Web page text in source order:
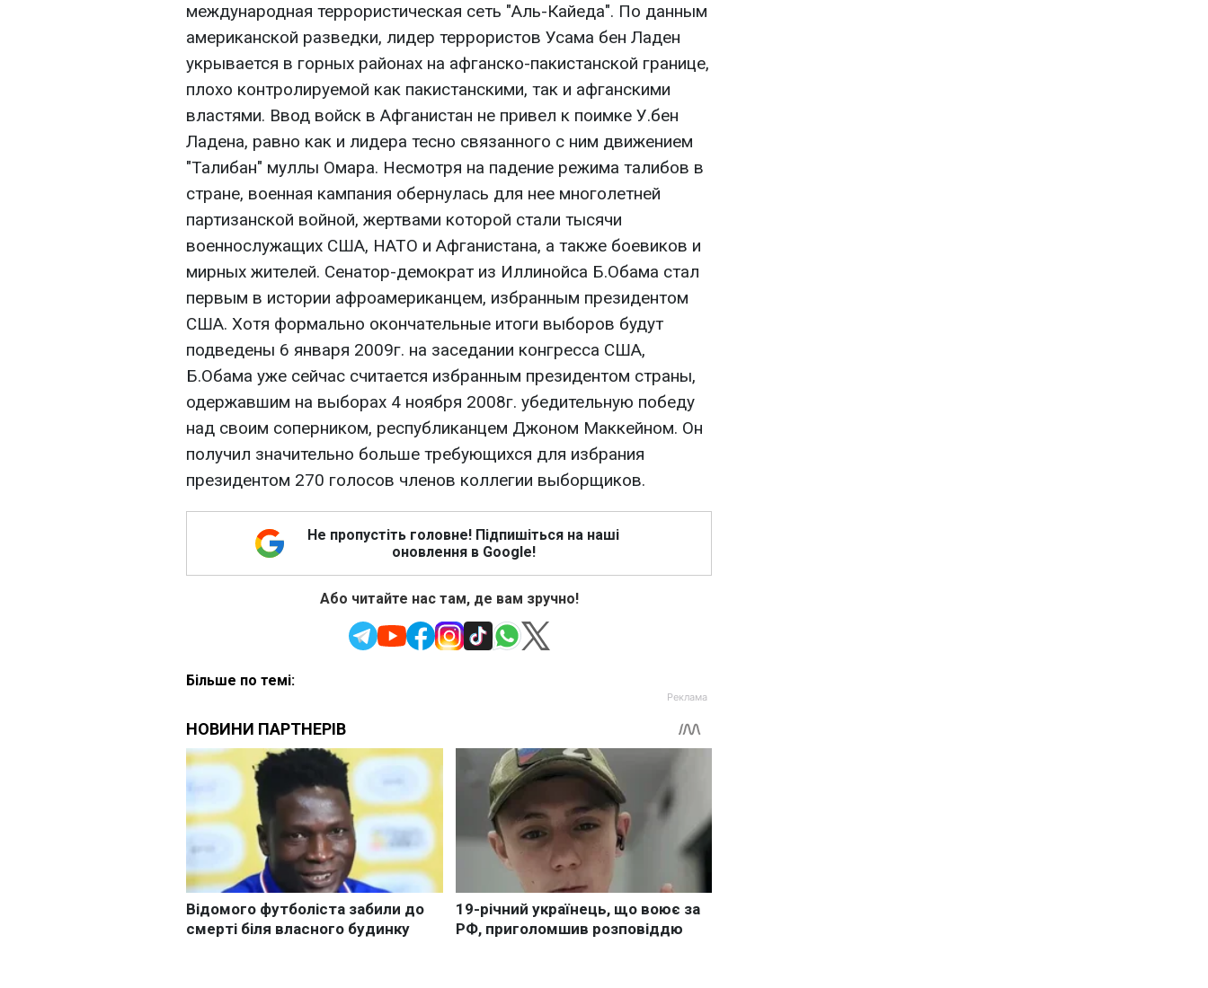
международная террористическая сеть "Аль-Кайеда". По данным
американской разведки, лидер террористов Усама бен Ладен
укрывается в горных районах на афганско-пакистанской границе,
плохо контролируемой как пакистанскими, так и афганскими
властями. Ввод войск в Афганистан не привел к поимке У.бен
Ладена, равно как и лидера тесно связанного с ним движением
"Талибан" муллы Омара. Несмотря на падение режима талибов в
стране, военная кампания обернулась для нее многолетней
партизанской войной, жертвами которой стали тысячи
военнослужащих США, НАТО и Афганистана, а также боевиков и
мирных жителей. Сенатор-демократ из Иллинойса Б.Обама стал
первым в истории афроамериканцем, избранным президентом
США. Хотя формально окончательные итоги выборов будут
подведены 6 января 2009г. на заседании конгресса США,
Б.Обама уже сейчас считается избранным президентом страны,
одержавшим на выборах 4 ноября 2008г. убедительную победу
над своим соперником, республиканцем Джоном Маккейном. Он
получил значительно больше требующихся для избрания
президентом 270 голосов членов коллегии выборщиков.
Не пропустіть головне! Підпишіться на наші
оновлення в Google!
Або читайте нас там, де вам зручно!
Більше по темі: